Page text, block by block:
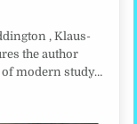
, Klaus-
the author
modern study…